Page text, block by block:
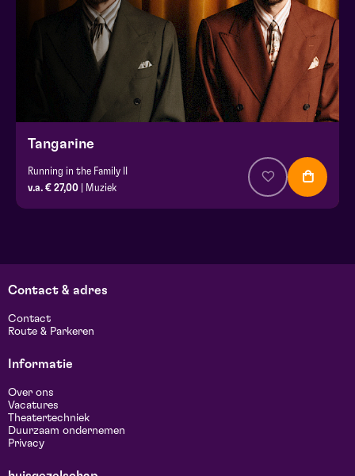
Tangarine
Running in the Family II
v.a. € 27,00 | Muziek
Contact & adres
Contact
Route & Parkeren
Informatie
Over ons
Vacatures
Theatertechniek
Duurzaam ondernemen
Privacy